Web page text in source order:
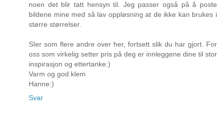
noen det blir tatt hensyn til. Jeg passer også på å poste
bildene mine med så lav oppløsning at de ikke kan brukes i
større størrelser.
SIer som flere andre over her, fortsett slik du har gjort. For
oss som virkelig setter pris på deg er innleggene dine til stor
inspirasjon og ettertanke:)
Varm og god klem
Hanne:)
Svar